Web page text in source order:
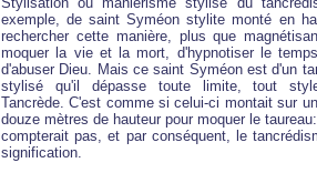
exemple, de saint Syméon stylite monté en
rechercher cette manière, plus que
moquer la vie et la mort, d'hypnotiser le
d'abuser Dieu. Mais ce saint Syméon est d'un
stylisé qu'il dépasse toute limite, tout
Tancrède. C'est comme si celui-ci montait sur
douze mètres de hauteur pour moquer le
compterait pas, et par conséquent, le
signification.